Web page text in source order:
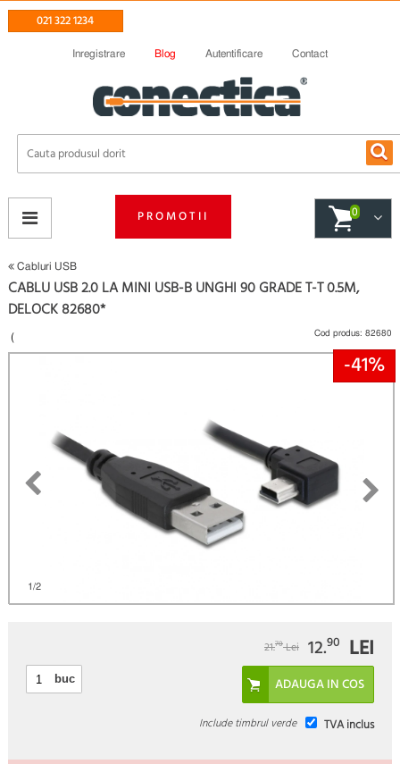
021 322 1234
Inregistrare Blog Autentificare Contact
PROMOTII 0
Cabluri USB
1/2
-41%
CABLU USB 2.0 LA MINI USB-B UNGHI 90 GRADE T-T 0.5M,
DELOCK 82680*
(
Fii primul care scrie un review
Cod produs: 82680
12.90 LEI
21.70Lei
buc
TVA inclus
Include timbrul verde